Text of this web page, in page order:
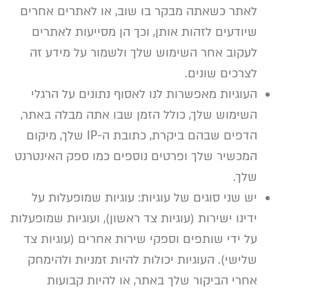
לאתר כשאתה מבקר בו שוב, או לאתרים אחרים
שיודעים לזהות אותן, וכך הן מסייעות לאתרים
לעקוב אחר השימוש שלך ולשמור על מידע זה
לצרכים שונים.
העוגיות מאפשרות לנו לאסוף נתונים על הרגלי
השימוש שלך, כולל הזמן שבו אתה מבלה באתר,
הדפים שבהם ביקרת, כתובת ה-IP שלך, מיקום
המכשיר שלך ופרטים נוספים כמו ספק האינטרנט
שלך.
יש שני סוגים של עוגיות: עוגיות שמופעלות על
ידינו ישירות (עוגיות צד ראשון), ועוגיות שמופעלות
על ידי שותפים וספקי שירות אחרים (עוגיות צד
שלישי). העוגיות יכולות להיות זמניות ולהימחק
אחרי הביקור שלך באתר, או להיות קבועות